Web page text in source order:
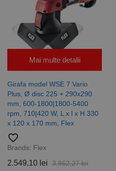
Mai multe detalii
Girafa model WSE 7 Vario
Plus, Ø disc 225 + 290x290
mm, 600-1800|1800-5400
rpm, 710|420 W, L x l x H 330
x 120 x 170 mm, Flex
favorite_border
Brands: Flex
2.549,10 lei 3.862,27 lei